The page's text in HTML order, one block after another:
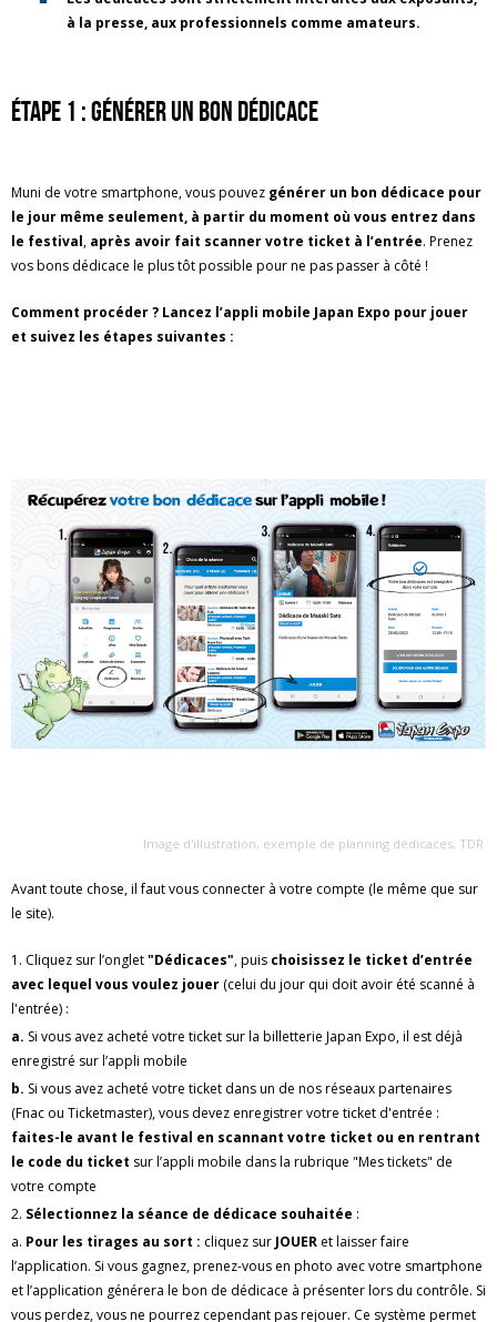
à la presse, aux professionnels comme amateurs.
Étape 1 : Générer un bon dédicace
Muni de votre smartphone, vous pouvez générer un bon dédicace pour
le jour même seulement, à partir du moment où vous entrez dans
le festival, après avoir fait scanner votre ticket à l’entrée. Prenez
vos bons dédicace le plus tôt possible pour ne pas passer à côté !
Comment procéder ? Lancez l’appli mobile Japan Expo pour jouer
et suivez les étapes suivantes :
Image d'illustration, exemple de planning dédicaces, TDR
Avant toute chose, il faut vous connecter à votre compte (le même que sur
le site).
1. Cliquez sur l’onglet"Dédicaces", puis choisissez le ticket d’entrée
avec lequel vous voulez jouer (celui du jour qui doit avoir été scanné à
l'entrée) :
a. Si vous avez acheté votre ticket sur la billetterie Japan Expo, il est déjà
enregistré sur l’appli mobile
b. Si vous avez acheté votre ticket dans un de nos réseaux partenaires
(Fnac ou Ticketmaster), vous devez enregistrer votre ticket d'entrée :
faites-le avant le festival en scannant votre ticket ou en rentrant
le code du ticket sur l’appli mobile dans la rubrique "Mes tickets" de
votre compte
2. Sélectionnez la séance de dédicace souhaitée :
a. Pour les tirages au sort : cliquez sur JOUER et laisser faire
l’application. Si vous gagnez, prenez-vous en photo avec votre smartphone
et l’application générera le bon de dédicace à présenter lors du contrôle. Si
vous perdez, vous ne pourrez cependant pas rejouer. Ce système permet